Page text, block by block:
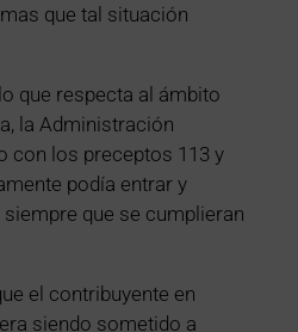
que tal situación
que respecta al ámbito
la Administración
con los preceptos 113 y
podía entrar y
que se cumplieran
el contribuyente en
siendo sometido a